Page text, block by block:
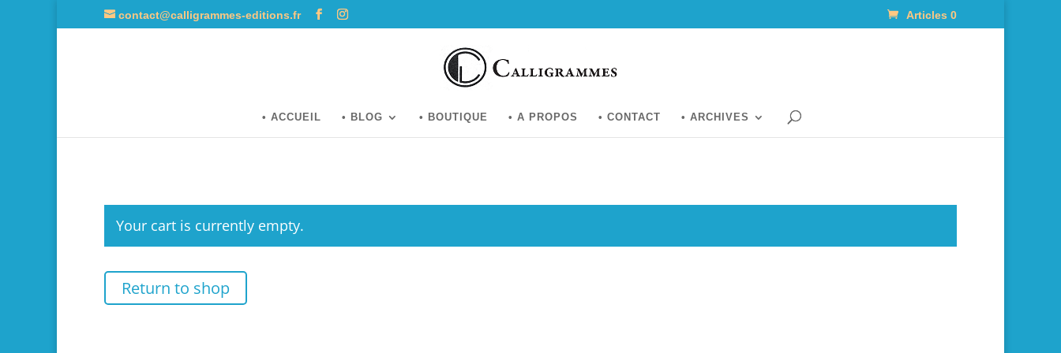
contact@calligrammes-editions.fr Articles 0
• ACCUEIL • BLOG • BOUTIQUE • A PROPOS • CONTACT • ARCHIVES
Your cart is currently empty.
Return to shop